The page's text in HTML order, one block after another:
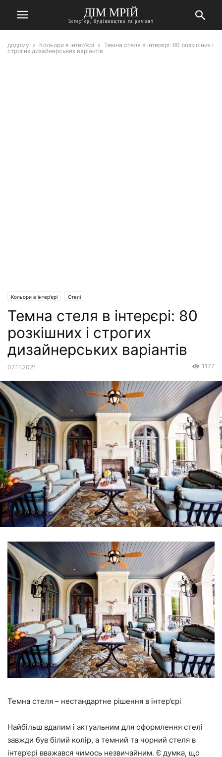
ДІМ МРІЙ
Інтер'єр, будівництво та ремонт
додому Кольори в інтер'єрі
Темна стеля в інтерєрі: 80 розкішних і
строгих дизайнерських варіантів
Кольори в інтер'єрі Стелі
Темна стеля в інтерєрі: 80
розкішних і строгих
дизайнерських варіантів
07.11.2021 1177
Темна стеля – нестандартне рішення в інтер’єрі
Найбільш вдалим і актуальним для оформлення стелі
завжди був білий колір, а темний та чорний стеля в
інтер’єрі вважався чимось незвичайним. Є думка, що